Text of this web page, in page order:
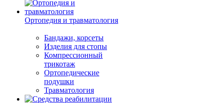
Ортопедия и травматология
Бандажи, корсеты
Изделия для стопы
Компрессионный
трикотаж
Ортопедические
подушки
Травматология